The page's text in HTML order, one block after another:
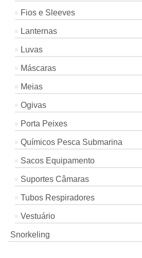
Fios e Sleeves
Lanternas
Luvas
Máscaras
Meias
Ogivas
Porta Peixes
Químicos Pesca Submarina
Sacos Equipamento
Suportes Câmaras
Tubos Respiradores
Vestuário
Snorkeling